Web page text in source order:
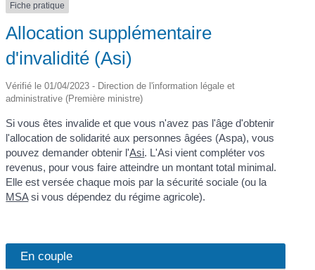
Fiche pratique
Allocation supplémentaire
d'invalidité (Asi)
Vérifié le 01/04/2023 - Direction de l'information légale et
administrative (Première ministre)
Si vous êtes invalide et que vous n'avez pas l'âge d'obtenir
l'allocation de solidarité aux personnes âgées (Aspa), vous
pouvez demander obtenir l'Asi. L'Asi vient compléter vos
revenus, pour vous faire atteindre un montant total minimal.
Elle est versée chaque mois par la sécurité sociale (ou la
MSAsi vous dépendez du régime agricole).
En couple